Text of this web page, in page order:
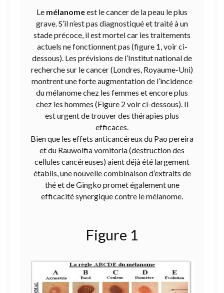
Le mélanomeest le cancer de la peau le plus
grave. S’il n’est pas diagnostiqué et traité à un
stade précoce, il est mortel car les traitements
actuels ne fonctionnent pas (figure 1, voir ci-
dessous). Les prévisions de l’Institut national de
recherche sur le cancer (Londres, Royaume-Uni)
montrent une forte augmentation de l’incidence
du mélanome chez les femmes et encore plus
chez les hommes (Figure 2 voir ci-dessous). Il
est urgent de trouver des thérapies plus
efficaces.
Bien que les effets anticancéreux du Pao pereira
et du Rauwolfia vomitoria (destruction des
cellules cancéreuses) aient déjà été largement
établis, une nouvelle combinaison d’extraits de
thé et de Gingko promet également une
efficacité synergique contre le mélanome.
Figure 1